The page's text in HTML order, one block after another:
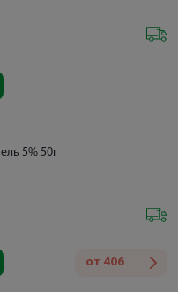
5% 50г
от 406